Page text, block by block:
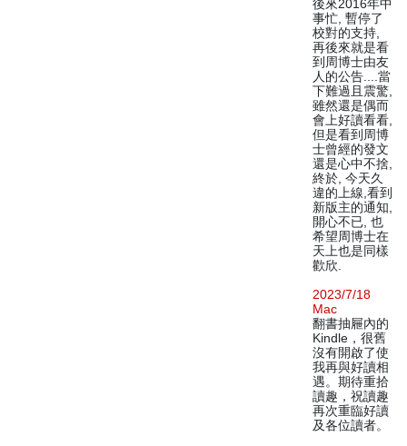
後來2016年中
事忙, 暫停了
校對的支持,
再後來就是看
到周博士由友
人的公告....當
下難過且震驚,
雖然還是偶而
會上好讀看看,
但是看到周博
士曾經的發文
還是心中不捨,
終於, 今天久
違的上線,看到
新版主的通知,
開心不已, 也
希望周博士在
天上也是同樣
歡欣.
2023/7/18
Mac
翻書抽屜內的
Kindle，很舊
沒有開啟了使
我再與好讀相
遇。期待重拾
讀趣，祝讀趣
再次重臨好讀
及各位讀者。